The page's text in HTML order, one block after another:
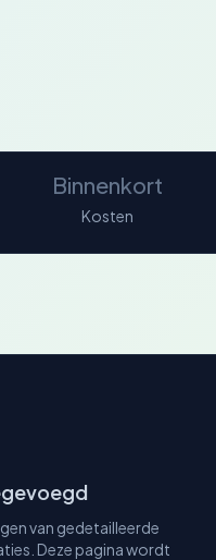
Binnenkort
Kosten
van gedetailleerde
Deze pagina wordt